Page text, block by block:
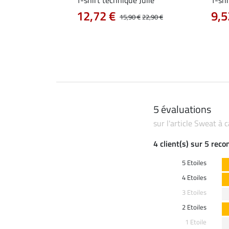
15,90 €22,90 €
12,72 €
5 évaluations
sur l'article Sweat à
4 client(s) sur 5
5 Etoiles
4 Etoiles
3 Etoiles
2 Etoiles
1 Etoile